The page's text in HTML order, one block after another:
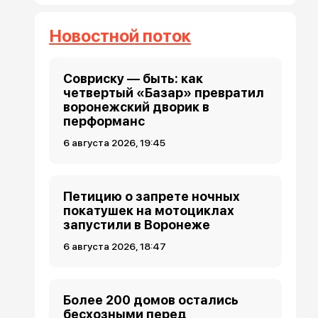
Новостной поток
Совриску — быть: как
четвертый «Базар» превратил
воронежский дворик в
перформанс
6 августа 2026, 19:45
Петицию о запрете ночных
покатушек на мотоциклах
запустили в Воронеже
6 августа 2026, 18:47
Более 200 домов остались
бесхозными перед